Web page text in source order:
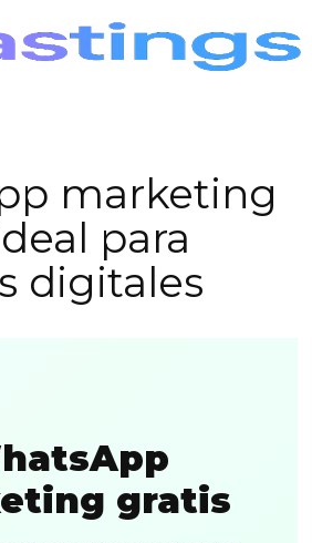
marketing
para
digitales
gratis